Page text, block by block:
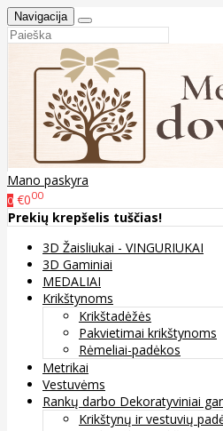
Navigacija
Mano paskyra
0 €000
Prekių krepšelis tuščias!
3D Žaisliukai - VINGURIUKAI
3D Gaminiai
MEDALIAI
Krikštynoms
Krikštadėžės
Pakvietimai krikštynoms
Rėmeliai-padėkos
Metrikai
Vestuvėms
Rankų darbo Dekoratyviniai
Krikštynų ir vestuvių